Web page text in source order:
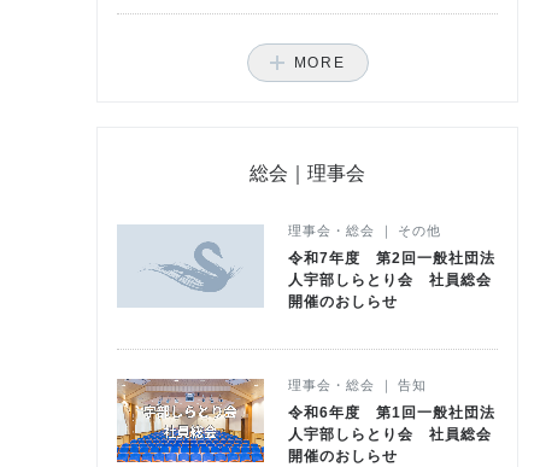
総会｜理事会
理事会・総会 ｜ その他
令和7年度 第2回一般社団法
人宇部しらとり会 社員総会
開催のおしらせ
理事会・総会 ｜ 告知
令和6年度 第1回一般社団法
人宇部しらとり会 社員総会
開催のおしらせ